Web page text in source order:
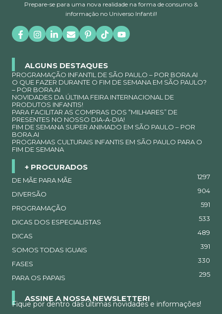
Prepare-se para uma nova realidade na forma de consumo &
informação no Universo Infantil!
ALGUNS DESTAQUES
PROGRAMAÇÃO INFANTIL DE SÃO PAULO – POR BORA.AI
O QUE FAZER DURANTE O FIM DE SEMANA EM SÃO PAULO?
– POR BORA.AI
NOVIDADES DA ÚLTIMA FEIRA INTERNACIONAL DE
PRODUTOS INFANTIS!
PARA FACILITAR AS COMPRAS DOS “MILHARES” DE
PRESENTES NO NOSSO DIA-A-DIA!
FIM DE SEMANA SUPER ANIMADO EM SÃO PAULO – POR
BORA.AI
PROGRAMAS CULTURAIS INFANTIS EM SÃO PAULO PARA O
FIM DE SEMANA
+ PROCURADOS
DE MÃE PARA MÃE 1297
DIVERSÃO 904
PROGRAMAÇÃO 591
DICAS DOS ESPECIALISTAS 533
DICAS 489
SOMOS TODAS IGUAIS 391
FASES 330
PARA OS PAPAIS 295
ASSINE A NOSSA NEWSLETTER!
Fique por dentro das últimas novidades e informações!